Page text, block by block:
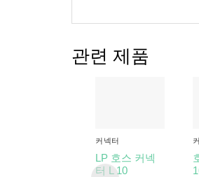
관련 제품
커넥터
LP 호스 커넥
터 L 10